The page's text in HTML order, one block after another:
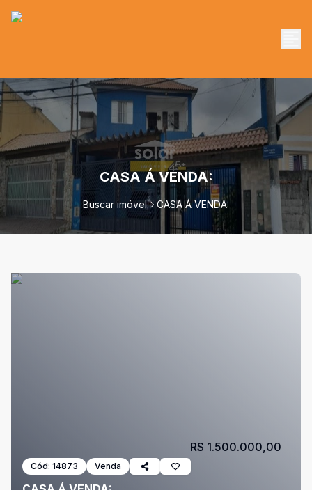
CASA Á VENDA:
Buscar imóvel CASA Á VENDA:
Cód: 14873 Venda
R$ 1.500.000,00